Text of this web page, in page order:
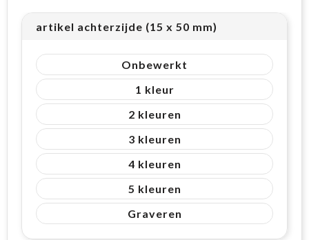
artikel achterzijde (15 x 50 mm)
Onbewerkt
1
2
3
4
5
Graveren